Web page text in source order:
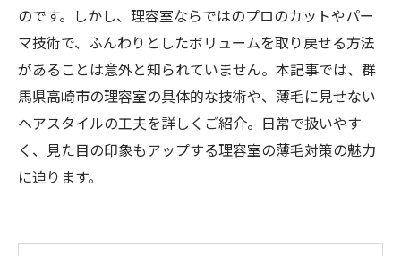
のです。しかし、理容室ならではのプロのカットやパー
マ技術で、ふんわりとしたボリュームを取り戻せる方法
があることは意外と知られていません。本記事では、群
馬県高崎市の理容室の具体的な技術や、薄毛に見せない
ヘアスタイルの工夫を詳しくご紹介。日常で扱いやす
く、見た目の印象もアップする理容室の薄毛対策の魅力
に迫ります。